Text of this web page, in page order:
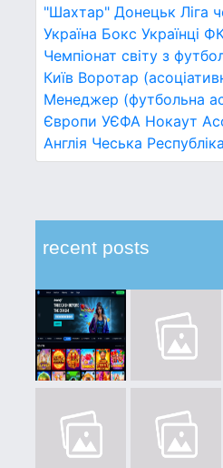
"Шахтар" Донецьк Ліга
Україна Бокс Українці
Чемпіонат світу з
Київ Воротар
Менеджер (футбольна
Європи УЄФА Нокаут
Англія Чеська Республіка
recent posts